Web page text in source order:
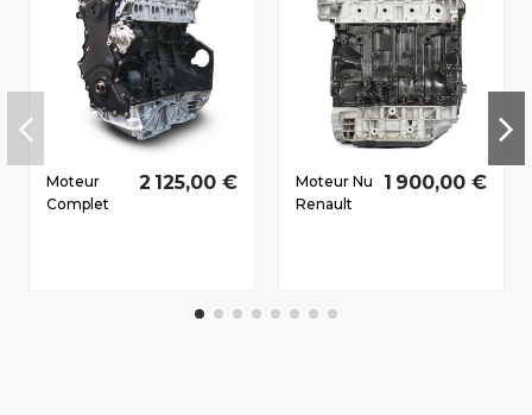
Moteur
Complet
2 125,00 €
Moteur Nu
Renault
M9R763
1 900,00 €